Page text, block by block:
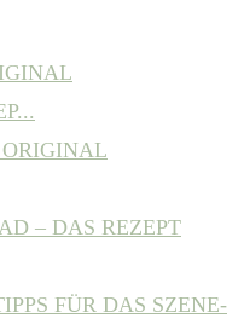
ORIGINAL
– DAS REZEPT
FÜR DAS SZENE-